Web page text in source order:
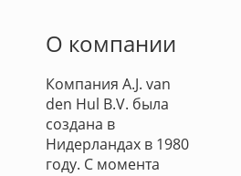
О компании
Компания A.J. van
den Hul B.V. была
создана в
Нидерландах в 1980
году. С момента